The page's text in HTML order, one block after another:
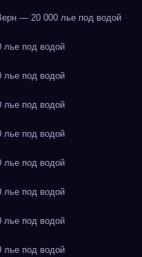
— 20 000 лье под водой
под водой
под водой
под водой
под водой
под водой
под водой
под водой
под водой